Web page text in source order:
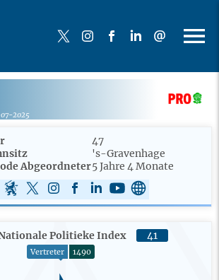
2025
47
's-Gravenhage
Abgeordneter5 Jahre 4 Monate
Politieke Index 41
Vertreter 1490